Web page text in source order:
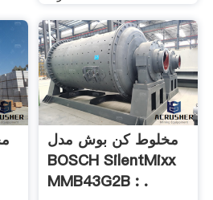
مخلوط کن بوش مدل
BOSCH SilentMixx
MMB43G2B : .